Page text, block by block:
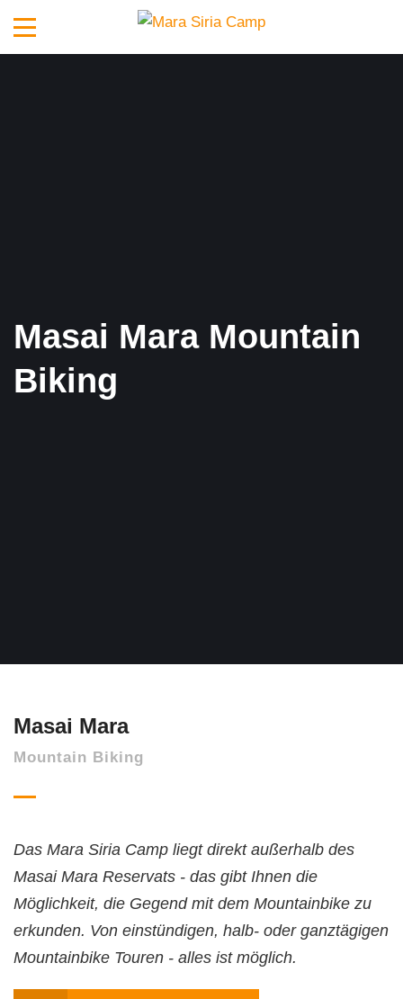
Masai Mara Mountain
Biking
Masai Mara
Mountain Biking
Das Mara Siria Camp liegt direkt außerhalb des
Masai Mara Reservats - das gibt Ihnen die
Möglichkeit, die Gegend mit dem Mountainbike zu
erkunden. Von einstündigen, halb- oder ganztägigen
Mountainbike Touren - alles ist möglich.